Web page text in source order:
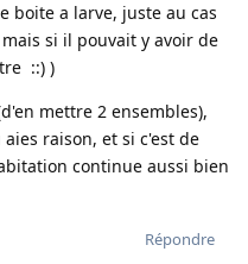
boite a larve, juste au cas
si il pouvait y avoir de
::) )
mettre 2 ensembles),
raison, et si c'est de
continue aussi bien
Répondre